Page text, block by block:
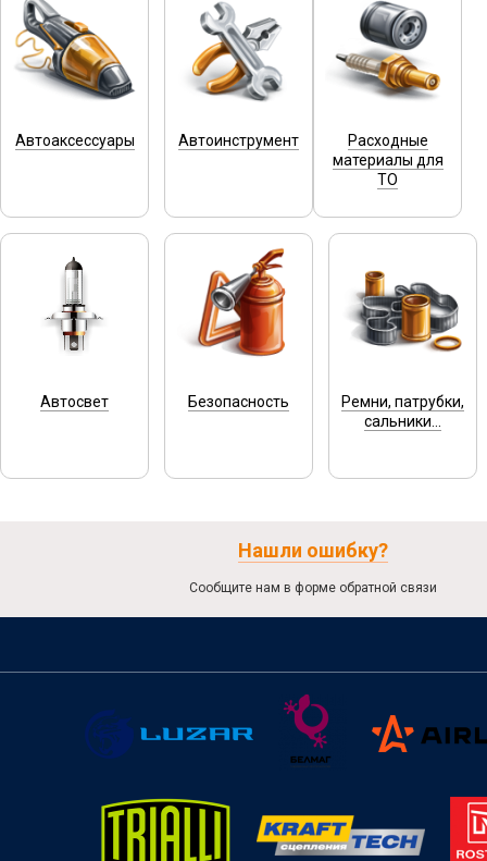
Автоаксессуары Автоинструмент
Расходные
материалы для
ТО
Автосвет Безопасность
Ремни, патрубки,
сальники...
Нашли ошибку?
Сообщите нам в форме обратной связи